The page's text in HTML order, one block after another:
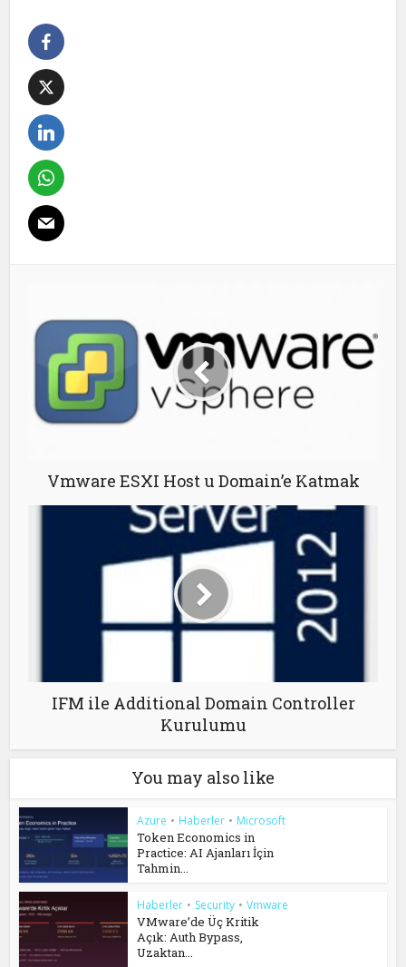
Vmware ESXI Host u Domain’e Katmak
IFM ile Additional Domain Controller
Kurulumu
You may also like
Azure • Haberler • Microsoft
Token Economics in
Practice: AI Ajanları İçin
Tahmin...
Haberler • Security • Vmware
VMware’de Üç Kritik
Açık: Auth Bypass,
Uzaktan...